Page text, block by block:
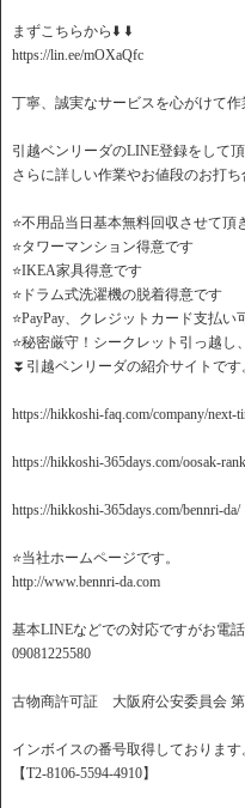
️まずこちらから⬇️ ⬇️
https://lin.ee/mOXaQfc
丁寧、誠実なサービスを心がけて作
引越ベンリーダのLINE登録をして
さらに詳しい作業やお値段のお打ち
⭐️不用品当日基本無料回収させて頂
⭐️タワーマンション得意です
⭐️IKEA家具得意です
⭐️ドラム式洗濯機の脱着得意です
⭐️PayPay、クレジットカード支払い
⭐️秘密厳守！シークレット引っ越
⏬引越ベンリーダの紹介サイトです
https://hikkoshi-faq.com/company/next-
https://hikkoshi-365days.com/oosak-
https://hikkoshi-365days.com/bennri-da/
⭐️当社ホームページです。
http://www.bennri-da.com
基本LINEなどでの対応ですがお電話
09081225580
古物商許可証 大阪府公安委員会 第
インボイスの番号取得しております
【T2-8106-5594-4910】